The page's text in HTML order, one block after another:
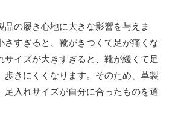
品の履き心地に大きな影響を与えま
さすぎると、靴がきつくて足が痛くな
サイズが大きすぎると、靴が緩くて足
歩きにくくなります。そのため、革製
足入れサイズが自分に合ったものを選